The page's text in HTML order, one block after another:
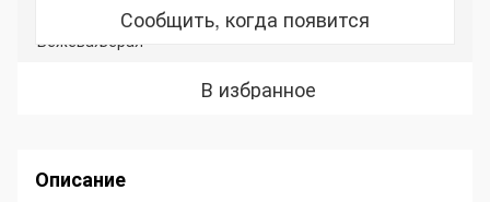
Сообщить, когда появится
В избранное
Описание